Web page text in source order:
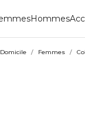
Hommes
Domicile / Femmes /